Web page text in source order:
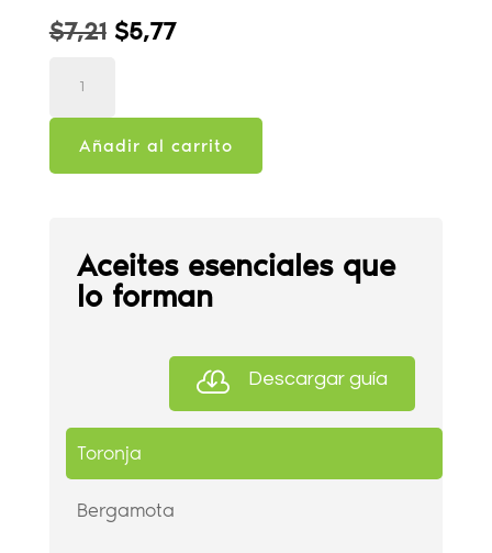
$7,21 El
era:
$7,21.
$5,77El
es:
$5,77.
Añadir al carrito
Aceites esenciales que
lo forman
 Descargar guía
Toronja
Bergamota